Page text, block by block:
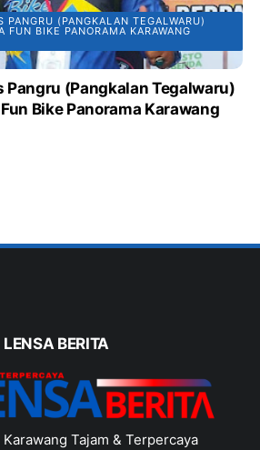
PANGRU (PANGKALAN TEGALWARU)
FUN BIKE PANORAMA KARAWANG
Pangru (Pangkalan Tegalwaru)
Bike Panorama Karawang
LENSA BERITA
Tajam & Terpercaya